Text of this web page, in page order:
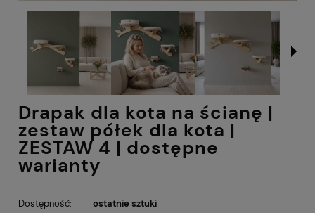
Drapak dla kota na ścianę |
zestaw półek dla kota |
ZESTAW 4 | dostępne
warianty
Dostępność:
ostatnie sztuki